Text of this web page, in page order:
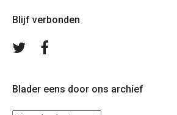
Blijf verbonden
Volg
Blader eens door ons archief